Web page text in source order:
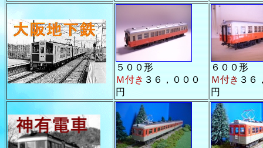
５００形
Ｍ付き ３６，０００
円
６００形
Ｍ付き ３６
円